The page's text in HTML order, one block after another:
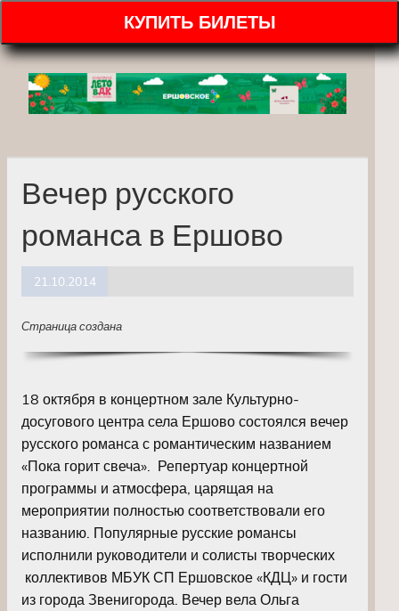
КУПИТЬ БИЛЕТЫ
Вечер русского
романса в Ершово
21.10.2014
Страница создана
18 октября в концертном зале Культурно-
досугового центра села Ершово состоялся вечер
русского романса с романтическим названием
«Пока горит свеча». Репертуар концертной
программы и атмосфера, царящая на
мероприятии полностью соответствовали его
названию. Популярные русские романсы
исполнили руководители и солисты творческих
коллективов МБУК СП Ершовское «КДЦ» и гости
из города Звенигорода. Вечер вела Ольга